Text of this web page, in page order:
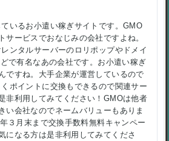
いるお小遣い稼ぎサイトです。GMO
サービスでおなじみの会社ですよね。
ンタルサーバーのロリポップやドメイ
で有名なあの会社です。お小遣い稼ぎ
ですね。大手企業が運営しているので
ポイントに交換もできるので関連サー
非利用してみてください！GMOは他者
い会社なのでネームバリューもありま
３月末まで交換手数料無料キャンペー
になる方は是非利用してみてくださ